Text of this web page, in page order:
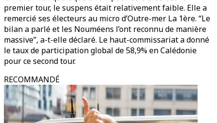
premier tour, le suspens était relativement faible. Elle a
remercié ses électeurs au micro d’Outre-mer La 1ère. “Le
bilan a parlé et les Nouméens l’ont reconnu de manière
massive”, a-t-elle déclaré. Le haut-commissariat a donné
le taux de participation global de 58,9% en Calédonie
pour ce second tour.
RECOMMANDÉ